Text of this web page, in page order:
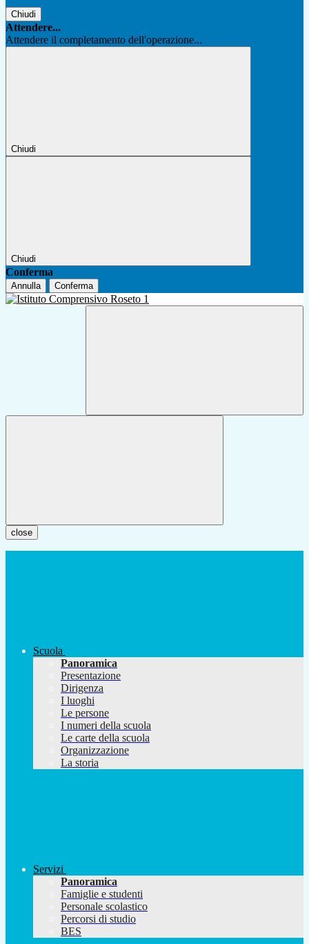
Chiudi
Attendere...
Attendere il completamento dell'operazione...
Chiudi
Chiudi
Conferma
Annulla Conferma
close
Scuola
Panoramica
Presentazione
Dirigenza
I luoghi
Le persone
I numeri della scuola
Le carte della scuola
Organizzazione
La storia
Servizi
Panoramica
Famiglie e studenti
Personale scolastico
Percorsi di studio
BES